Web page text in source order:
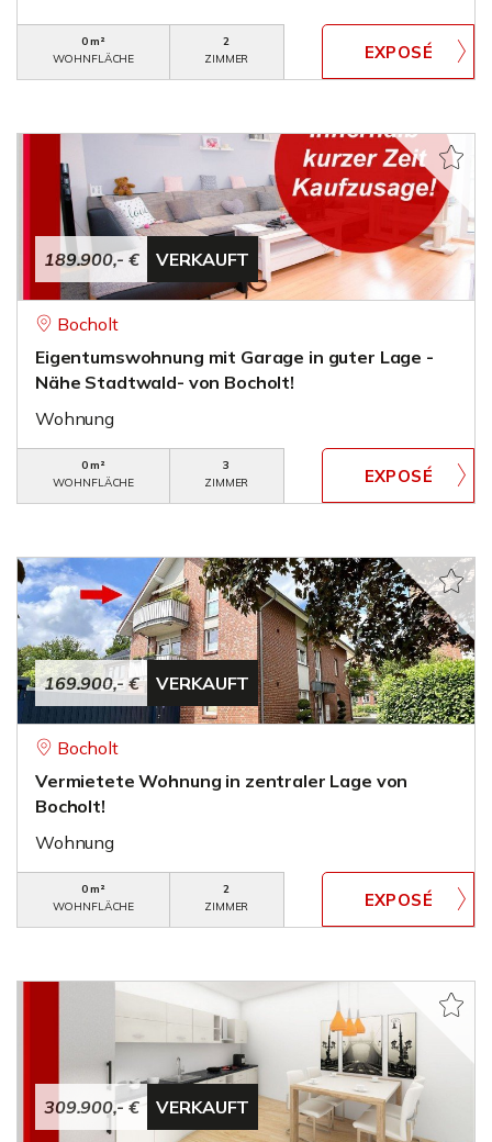
0 m²
WOHNFLÄCHE
2
ZIMMER
189.900,- € VERKAUFT
Bocholt
Eigentumswohnung mit Garage in guter Lage -
Nähe Stadtwald- von Bocholt!
Wohnung
0 m²
WOHNFLÄCHE
3
ZIMMER
169.900,- € VERKAUFT
Bocholt
Vermietete Wohnung in zentraler Lage von
Bocholt!
Wohnung
0 m²
WOHNFLÄCHE
2
ZIMMER
309.900,- € VERKAUFT